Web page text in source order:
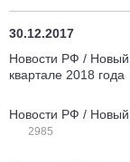
30.12.2017
Новости РФ / Новый
квартале 2018 года
Новости РФ / Новый
2985